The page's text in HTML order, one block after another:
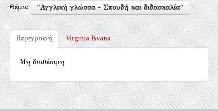
Θέμα: "Αγγλική γλώσσα - Σπουδή και διδασκαλία"
Περιγραφή Virginia Evans
Μη διαθέσιμη